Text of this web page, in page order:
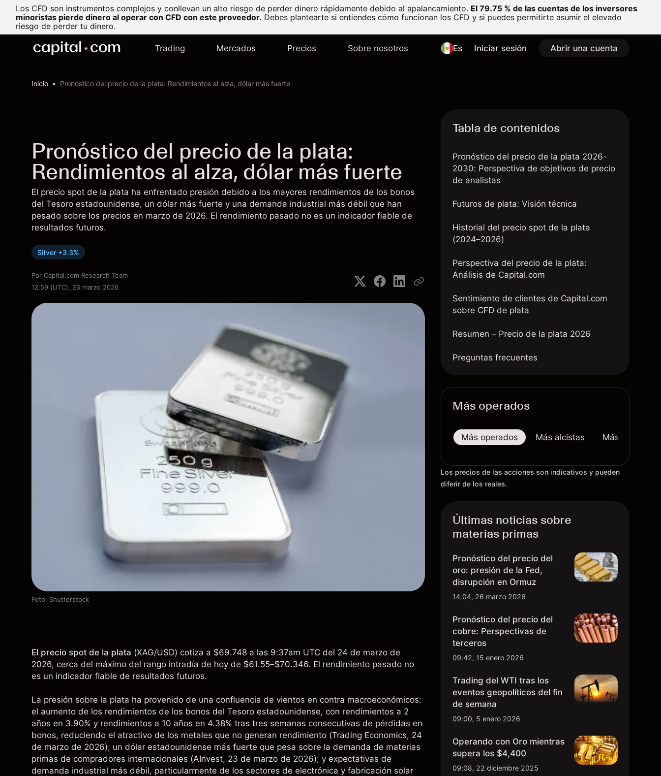
Los CFD son instrumentos complejos y conllevan un alto riesgo de perder dinero rápidamente debido al apalancamiento. El 79.75 % de las cuentas de los inversores
minoristas pierde dinero al operar con CFD con este proveedor. Debes plantearte si entiendes cómo funcionan los CFD y si puedes permitirte asumir el elevado
riesgo de perder tu dinero.
Trading Mercados Precios Sobre nosotros Es Iniciar sesión Abrir una cuenta
Inicio Pronóstico del precio de la plata: Rendimientos al alza, dólar más fuerte
Pronóstico del precio de la plata:
Rendimientos al alza, dólar más fuerte
El precio spot de la plata ha enfrentado presión debido a los mayores rendimientos de los bonos
del Tesoro estadounidense, un dólar más fuerte y una demanda industrial más débil que han
pesado sobre los precios en marzo de 2026. El rendimiento pasado no es un indicador fiable de
resultados futuros.
Silver +3.3%
Por Capital.com Research Team
12:59 (UTC), 26 marzo 2026
Foto: Shutterstock
El precio spot de la plata (XAG/USD) cotiza a $69.748 a las 9:37am UTC del 24 de marzo de
2026, cerca del máximo del rango intradía de hoy de $61.55–$70.346. El rendimiento pasado no
es un indicador fiable de resultados futuros.
La presión sobre la plata ha provenido de una confluencia de vientos en contra macroeconómicos:
el aumento de los rendimientos de los bonos del Tesoro estadounidense, con rendimientos a 2
años en 3.90% y rendimientos a 10 años en 4.38% tras tres semanas consecutivas de pérdidas en
bonos, reduciendo el atractivo de los metales que no generan rendimiento (Trading Economics, 24
de marzo de 2026); un dólar estadounidense más fuerte que pesa sobre la demanda de materias
primas de compradores internacionales (AInvest, 23 de marzo de 2026); y expectativas de
demanda industrial más débil, particularmente de los sectores de electrónica y fabricación solar
Tabla de contenidos
Pronóstico del precio de la plata 2026-
2030: Perspectiva de objetivos de precio
de analistas
Futuros de plata: Visión técnica
Historial del precio spot de la plata
(2024–2026)
Perspectiva del precio de la plata:
Análisis de Capital.com
Sentimiento de clientes de Capital.com
sobre CFD de plata
Resumen – Precio de la plata 2026
Preguntas frecuentes
Más operados
Más operados Más alcistas Más bajistas
Los precios de las acciones son indicativos y pueden
diferir de los reales.
Últimas noticias sobre
materias primas
Pronóstico del precio del
oro: presión de la Fed,
disrupción en Ormuz
14:04, 26 marzo 2026
Pronóstico del precio del
cobre: Perspectivas de
terceros
09:42, 15 enero 2026
Trading del WTI tras los
eventos geopolíticos del fin
de semana
09:00, 5 enero 2026
Operando con Oro mientras
supera los $4,400
09:08, 22 diciembre 2025